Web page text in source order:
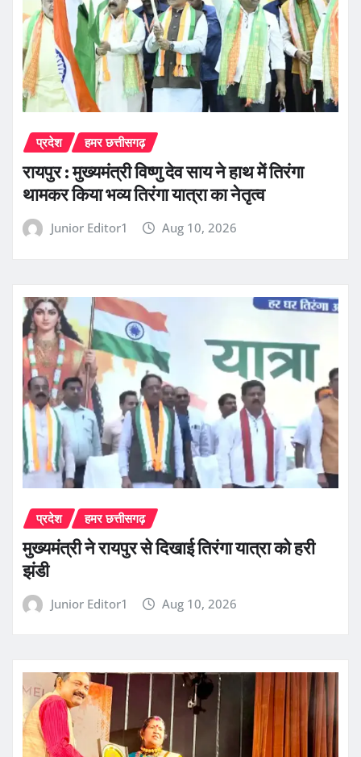
प्रदेश हमर छत्तीसगढ़
रायपुर : मुख्यमंत्री विष्णु देव साय ने हाथ में तिरंगा
थामकर किया भव्य तिरंगा यात्रा का नेतृत्व
Junior Editor1 Aug 10, 2026
प्रदेश हमर छत्तीसगढ़
मुख्यमंत्री ने रायपुर से दिखाई तिरंगा यात्रा को हरी
झंडी
Junior Editor1 Aug 10, 2026